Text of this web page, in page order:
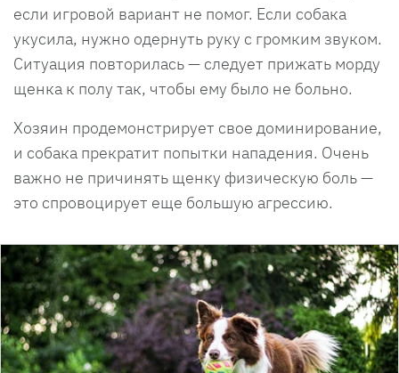
если игровой вариант не помог. Если собака
укусила, нужно одернуть руку с громким звуком.
Ситуация повторилась — следует прижать морду
щенка к полу так, чтобы ему было не больно.
Хозяин продемонстрирует свое доминирование,
и собака прекратит попытки нападения. Очень
важно не причинять щенку физическую боль —
это спровоцирует еще большую агрессию.